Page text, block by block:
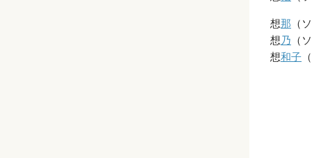
想那 （
想乃 （
想和子